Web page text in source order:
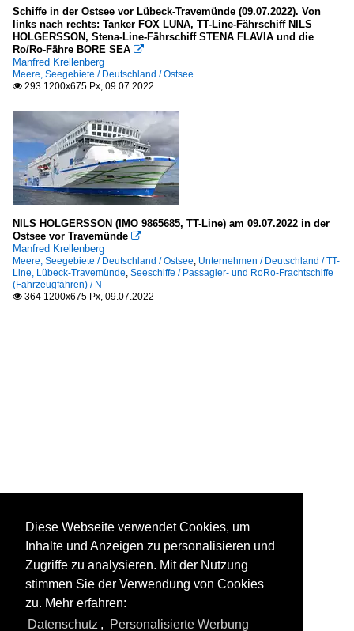
Schiffe in der Ostsee vor Lübeck-Travemünde (09.07.2022). Von
links nach rechts: Tanker FOX LUNA, TT-Line-Fährschiff NILS
HOLGERSSON, Stena-Line-Fährschiff STENA FLAVIA und die
Ro/Ro-Fähre BORE SEA 
Manfred Krellenberg
Meere, Seegebiete / Deutschland / Ostsee
 293 1200x675 Px, 09.07.2022
NILS HOLGERSSON (IMO 9865685, TT-Line) am 09.07.2022 in der
Ostsee vor Travemünde 
Manfred Krellenberg
Meere, Seegebiete / Deutschland / Ostsee, Unternehmen / Deutschland / TT-
Line, Lübeck-Travemünde, Seeschiffe / Passagier- und RoRo-Frachtschiffe
(Fahrzeugfähren) / N
 364 1200x675 Px, 09.07.2022
Diese Webseite verwendet Cookies, um
Inhalte und Anzeigen zu personalisieren und
Zugriffe zu analysieren. Mit der Nutzung
stimmen Sie der Verwendung von Cookies
zu. Mehr erfahren:
Datenschutz , Personalisierte Werbung